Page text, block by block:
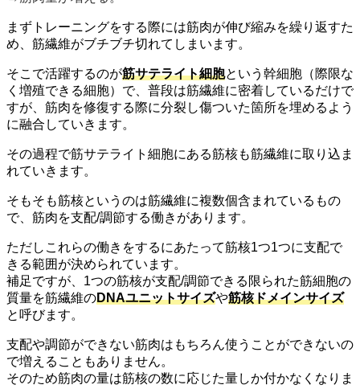
まずトレーニングをする際には筋肉が伸び縮みを繰り返すた
め、筋繊維がブチブチ切れてしまいます。
そこで活躍するのが筋サテライト細胞という幹細胞（際限な
く増殖できる細胞）で、普段は筋繊維に密着しているだけで
すが、筋肉を修復する際に分裂し傷ついた箇所を埋めるよう
に融合していきます。
その過程で筋サテライト細胞にある筋核も筋繊維に取り込ま
れていきます。
そもそも筋核というのは筋繊維に複数個含まれているもの
で、筋肉を支配/調節する働きがあります。
ただしこれらの働きをするにあたって筋核1つ1つに支配で
きる範囲が決められています。
補足ですが、1つの筋核が支配/調節できる限られた筋細胞の
質量を筋繊維のDNAユニットサイズや筋核ドメインサイズ
と呼びます。
支配や調節ができない筋肉はもちろん使うことができないの
で増えることもありません。
そのため筋肉の量は筋核の数に応じた量しか付かなくなりま